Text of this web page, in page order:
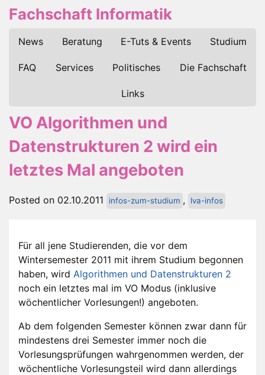
Fachschaft Informatik
News Beratung E-Tuts & Events Studium
FAQ Services Politisches Die Fachschaft
Links
VO Algorithmen und
Datenstrukturen 2 wird ein
letztes Mal angeboten
Posted on 02.10.2011 infos-zum-studium , lva-infos
Für all jene Studierenden, die vor dem
Wintersemester 2011 mit ihrem Studium begonnen
haben, wird Algorithmen und Datenstrukturen 2
noch ein letztes mal im VO Modus (inklusive
wöchentlicher Vorlesungen!) angeboten.
Ab dem folgenden Semester können zwar dann für
mindestens drei Semester immer noch die
Vorlesungsprüfungen wahrgenommen werden, der
wöchentliche Vorlesungsteil wird dann allerdings